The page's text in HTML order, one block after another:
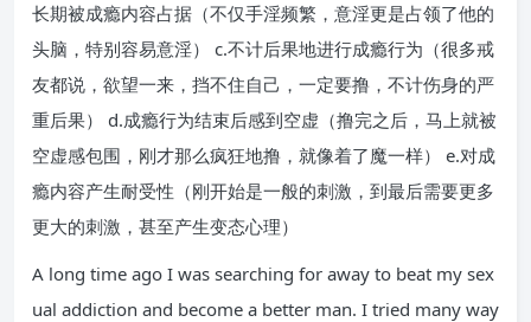
长期被成瘾内容占据（不仅手淫频繁，意淫更是占领了他的
头脑，特别容易意淫） c.不计后果地进行成瘾行为（很多戒
友都说，欲望一来，挡不住自己，一定要撸，不计伤身的严
重后果） d.成瘾行为结束后感到空虚（撸完之后，马上就被
空虚感包围，刚才那么疯狂地撸，就像着了魔一样） e.对成
瘾内容产生耐受性（刚开始是一般的刺激，到最后需要更多
更大的刺激，甚至产生变态心理）
A long time ago I was searching for away to beat my sex
ual addiction and become a better man. I tried many way